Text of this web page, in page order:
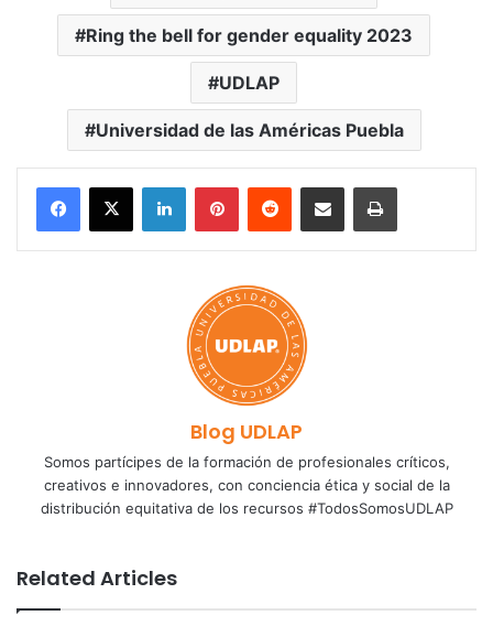
Ring the bell for gender equality 2023
UDLAP
Universidad de las Américas Puebla
LinkedInPinterestReddit Share via Email Print
Blog UDLAP
Somos partícipes de la formación de profesionales críticos,
creativos e innovadores, con conciencia ética y social de la
distribución equitativa de los recursos #TodosSomosUDLAP
Related Articles